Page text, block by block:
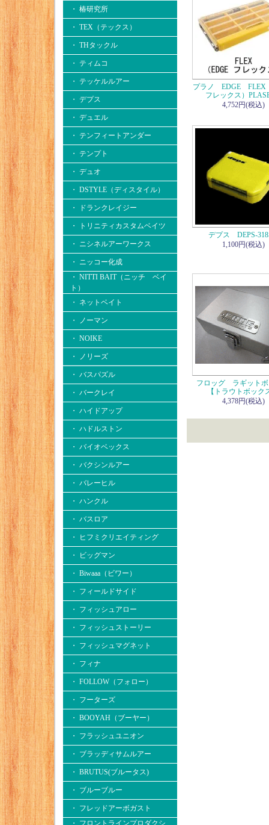
・ 椿研究所
・ TEX（テックス）
・ THタックル
・ ティムコ
・ テッケルルアー
・ デプス
・ デュエル
・ テンフィートアンダー
・ テンプト
・ デュオ
・ DSTYLE（ディスタイル）
・ ドランクレイジー
・ トリニティカスタムベイツ
・ ニシネルアーワークス
・ ニッコー化成
・ NITTI BAIT（ニッチ ベイ
ト）
・ ネットベイト
・ ノーマン
・ NOIKE
・ ノリーズ
・ バスパズル
・ バークレイ
・ ハイドアップ
・ ハドルストン
・ バイオベックス
・ バクシンルアー
・ バレーヒル
・ ハンクル
・ バスロア
・ ヒフミクリエイティング
・ ビッグマン
・ Biwaaa（ビワー）
・ フィールドサイド
・ フィッシュアロー
・ フィッシュストーリー
・ フィッシュマグネット
・ フィナ
・ FOLLOW（フォロー）
・ フーターズ
・ BOOYAH（ブーヤー）
・ フラッシュユニオン
・ ブラッディサムルアー
・ BRUTUS(ブルータス)
・ ブルーブルー
・ フレッドアーボガスト
・ フロントラインプロダクシ
プラノ EDGE FLEX
フレックス）
4,752円(税込)
デプス DEPS-
1,100円(税込)
フロッグ ラギットボ
【トラウトボック
4,378円(税込)